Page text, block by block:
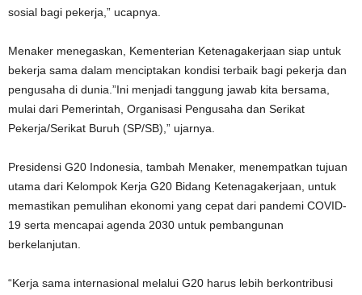
sosial bagi pekerja,” ucapnya.
Menaker menegaskan, Kementerian Ketenagakerjaan siap untuk
bekerja sama dalam menciptakan kondisi terbaik bagi pekerja dan
pengusaha di dunia.”Ini menjadi tanggung jawab kita bersama,
mulai dari Pemerintah, Organisasi Pengusaha dan Serikat
Pekerja/Serikat Buruh (SP/SB),” ujarnya.
Presidensi G20 Indonesia, tambah Menaker, menempatkan tujuan
utama dari Kelompok Kerja G20 Bidang Ketenagakerjaan, untuk
memastikan pemulihan ekonomi yang cepat dari pandemi COVID-
19 serta mencapai agenda 2030 untuk pembangunan
berkelanjutan.
“Kerja sama internasional melalui G20 harus lebih berkontribusi